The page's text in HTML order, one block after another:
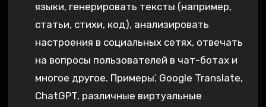
языки, генерировать тексты (например,
статьи, стихи, код), анализировать
настроения в социальных сетях, отвечать
на вопросы пользователей в чат-ботах и
многое другое. Примеры⁚ Google Translate,
ChatGPT, различные виртуальные